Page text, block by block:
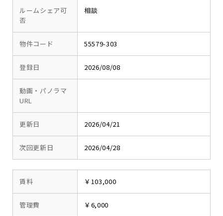
ルームシェア可
否
相談
物件コード 55579-303
登録日 2026/08/08
動画・パノラマ
URL
更新日 2026/04/21
次回更新日 2026/04/28
賃料 ￥103,000
管理費 ￥6,000